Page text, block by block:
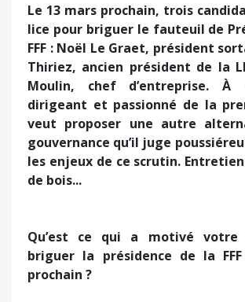
Le 13 mars prochain, trois
lice pour briguer le fauteuil de
FFF : Noël Le Graet, président
Thiriez, ancien président de la
Moulin, chef d’entreprise. À
dirigeant et passionné de la
veut proposer une autre
gouvernance qu’il juge
les enjeux de ce scrutin.
de bois...
Qu’est ce qui a motivé votre
briguer la présidence de la
prochain ?